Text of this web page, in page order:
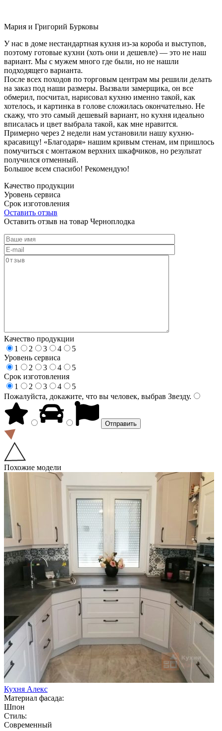
Мария и Григорий Бурковы
У нас в доме нестандартная кухня из-за короба и выступов,
поэтому готовые кухни (хоть они и дешевле) — это не наш
вариант. Мы с мужем много где были, но не нашли
подходящего варианта.
После всех походов по торговым центрам мы решили делать
на заказ под наши размеры. Вызвали замерщика, он все
обмерил, посчитал, нарисовал кухню именно такой, как
хотелось, и картинка в голове сложилась окончательно. Не
скажу, что это самый дешевый вариант, но кухня идеально
вписалась и цвет выбрала такой, как мне нравится.
Примерно через 2 недели нам установили нашу кухню-
красавицу! «Благодаря» нашим кривым стенам, им пришлось
помучиться с монтажом верхних шкафчиков, но результат
получился отменный.
Большое всем спасибо! Рекомендую!
Качество продукции
Уровень сервиса
Срок изготовления
Оставить отзыв
Оставить отзыв на товар Черноплодка
Качество продукции
1
2 3 4
5
Уровень сервиса
1
2 3 4
5
Срок изготовления
1
2 3 4
5
Пожалуйста, докажите, что вы человек, выбрав Звезду.
Похожие модели
Кухня Алекс
Материал фасада:
Шпон
Стиль:
Современный